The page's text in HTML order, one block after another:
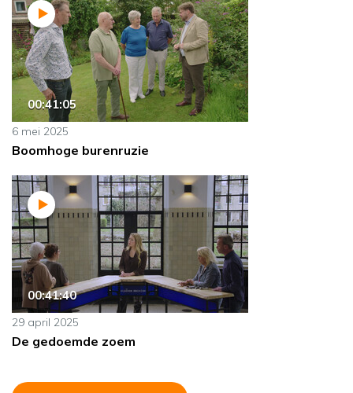
00:41:05
6 mei 2025
Boomhoge burenruzie
00:41:40
29 april 2025
De gedoemde zoem